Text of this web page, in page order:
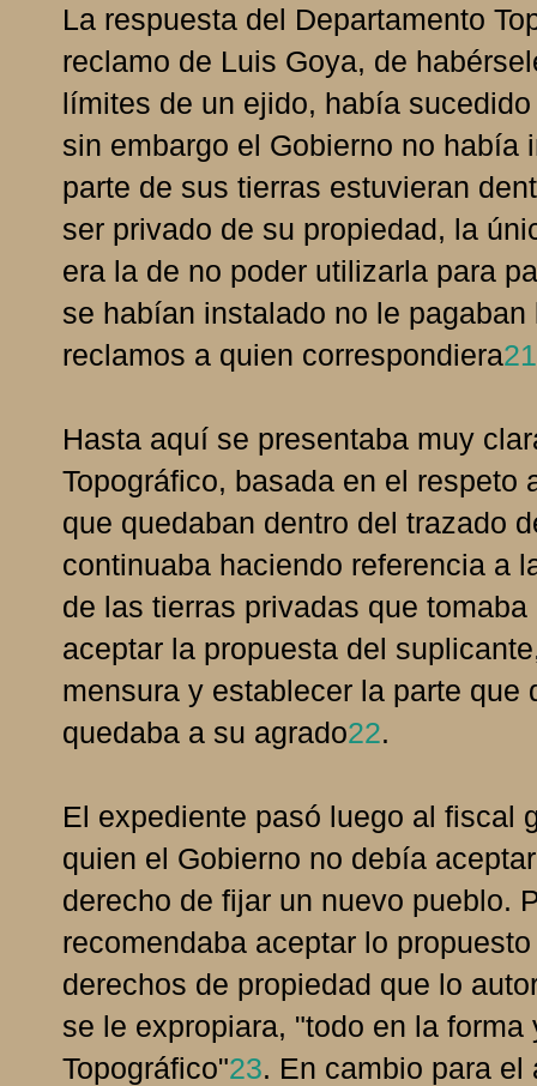
La respuesta del Departamento
reclamo de Luis Goya, de
límites de un ejido, había
sin embargo el Gobierno no había
parte de sus tierras estuvieran
ser privado de su propiedad, la
era la de no poder utilizarla para
se habían instalado no le
reclamos a quien correspondiera21
Hasta aquí se presentaba muy
Topográfico, basada en el
que quedaban dentro del trazado
continuaba haciendo referencia a
de las tierras privadas que
aceptar la propuesta del
mensura y establecer la parte
quedaba a su agrado22.
El expediente pasó luego al fiscal
quien el Gobierno no debía
derecho de fijar un nuevo pueblo.
recomendaba aceptar lo
derechos de propiedad que lo
se le expropiara, "todo en la
Topográfico"23. En cambio para el